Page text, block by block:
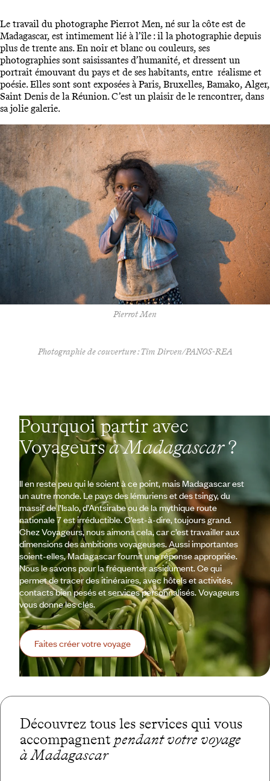
Le travail du photographe Pierrot Men, né sur la côte est de
Madagascar, est intimement lié à l’île : il la photographie depuis
plus de trente ans. En noir et blanc ou couleurs, ses
photographies sont saisissantes d’humanité, et dressent un
portrait émouvant du pays et de ses habitants, entre réalisme et
poésie. Elles sont sont exposées à Paris, Bruxelles, Bamako, Alger,
Saint Denis de la Réunion. C’est un plaisir de le rencontrer, dans
sa jolie galerie.
Pierrot Men
Photographie de couverture : Tim Dirven/PANOS-REA
Pourquoi partir avec
Voyageursà Madagascar?
Il en reste peu qui le soient à ce point, mais Madagascar est
un autre monde. Le pays des lémuriens et des tsingy, du
massif de l’Isalo, d’Antsirabe ou de la mythique route
nationale 7 est irréductible. C’est-à-dire, toujours grand.
Chez Voyageurs, nous aimons cela, car c’est travailler aux
dimensions des ambitions voyageuses. Aussi importantes
soient-elles, Madagascar fournit une réponse appropriée.
Nous le savons pour la fréquenter assidument. Ce qui
permet de tracer des itinéraires, avec hôtels et activités,
contacts bien pesés et services personnalisés. Voyageurs
vous donne les clés.
Faites créer votre voyage
Découvrez tous les services qui vous
accompagnent pendant votre voyage
à Madagascar